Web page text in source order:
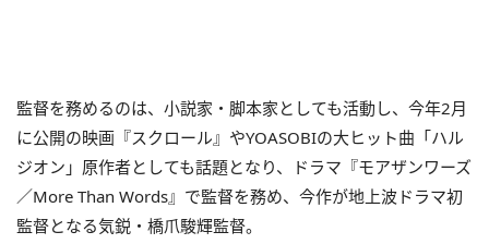
監督を務めるのは、小説家・脚本家としても活動し、今年2月
に公開の映画『スクロール』やYOASOBIの大ヒット曲「ハル
ジオン」原作者としても話題となり、ドラマ『モアザンワーズ
／More Than Words』で監督を務め、今作が地上波ドラマ初
監督となる気鋭・橋爪駿輝監督。